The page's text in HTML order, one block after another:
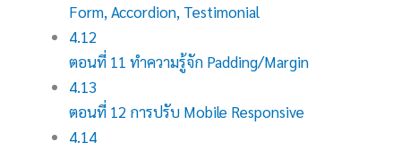
Form, Accordion, Testimonial
4.12
ตอนที่ 11 ทำความรู้จัก Padding/Margin
4.13
ตอนที่ 12 การปรับ Mobile Responsive
4.14